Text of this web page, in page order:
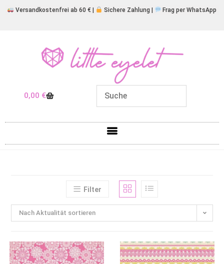
Versandkostenfrei ab 60 € | Sichere Zahlung | Frag per WhatsApp
0,00 €
Filter
Nach Aktualität sortieren